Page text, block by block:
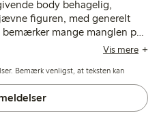
body behagelig,
figuren, med generelt
mange manglen på
det besværligt at brugeVis mere
Bemærk venligst, at teksten kan